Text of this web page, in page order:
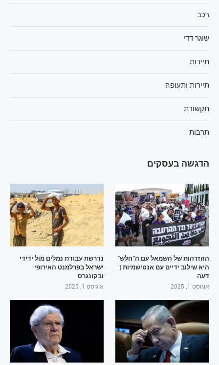
רכב
שוגר דדי
תיירות
תיירות ותעופה
תקשורת
תרבות
הדגשה בעסקים
ההזדהות של השמאל עם ה"חלש"
היא שילוב ידיים עם אנטישמיות |
דעה
אוגוסט 1, 2025
נדרשת עבודת נמלים מול ידידי
ישראל בפרלמנט האירופי
ובקונגרס
אוגוסט 1, 2025